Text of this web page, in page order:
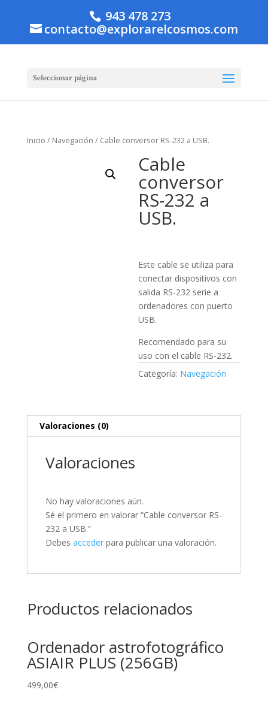
943 478 273
contacto@explorarelcosmos.com
Seleccionar página
Inicio / Navegación / Cable conversor RS-232 a USB.
Cable
conversor
RS-232 a
USB.
Este cable se utiliza para
conectar dispositivos con
salida RS-232 serie a
ordenadores con puerto
USB.
Recomendado para su
uso con el cable RS-232.
Categoría: Navegación
Valoraciones (0)
Valoraciones
No hay valoraciones aún.
Sé el primero en valorar “Cable conversor RS-
232 a USB.”
Debes accederpara publicar una valoración.
Productos relacionados
Ordenador astrofotográfico
ASIAIR PLUS (256GB)
499,00€